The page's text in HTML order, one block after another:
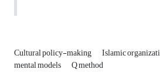
Cultural policy-making Islamic
mental models Q method